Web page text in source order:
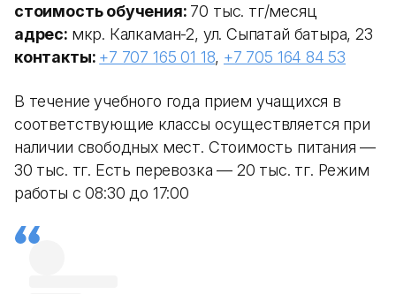
стоимость обучения: 70 тыс. тг/месяц
адрес: мкр. Калкаман-2, ул. Сыпатай батыра, 23
контакты: +7 707 165 01 18, +7 705 164 84 53
В течение учебного года прием учащихся в
соответствующие классы осуществляется при
наличии свободных мест. Стоимость питания —
30 тыс. тг. Есть перевозка — 20 тыс. тг. Режим
работы с 08:30 до 17:00